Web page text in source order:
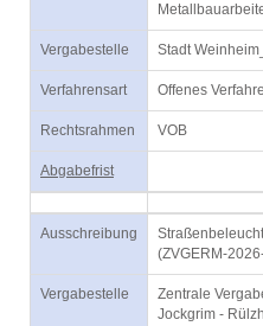
Vergabestelle Stadt Weinheim_
Verfahrensart Offenes
Rechtsrahmen VOB
Abgabefrist
Ausschreibung
(ZVGERM-
Vergabestelle
Zentrale
Jockgrim -